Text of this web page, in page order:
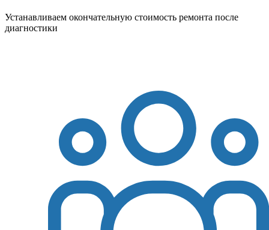
Устанавливаем окончательную стоимость ремонта после
диагностики